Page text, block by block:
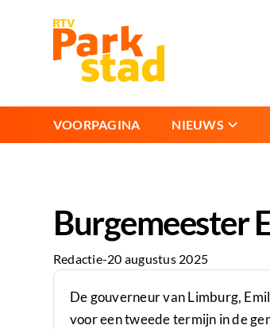
VOORPAGINA NIEUWS
Burgemeester
Redactie-20 augustus 2025
De gouverneur van Limburg,
voor een tweede termijn in de